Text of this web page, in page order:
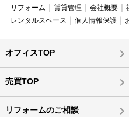
リフォーム
賃貸管理 会社概要
レンタルスペース
個人情報保護
オフィスTOP
売買TOP
リフォームのご相談